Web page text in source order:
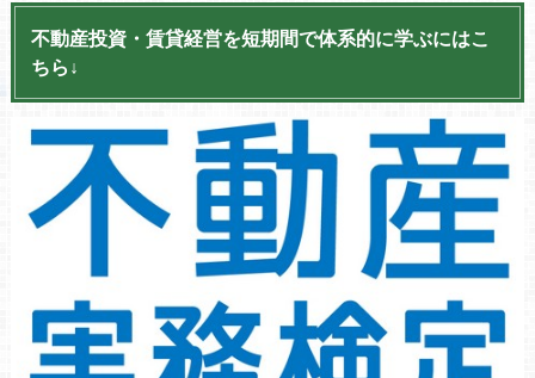
不動産投資・賃貸経営を短期間で体系的に学ぶにはこ
ちら↓